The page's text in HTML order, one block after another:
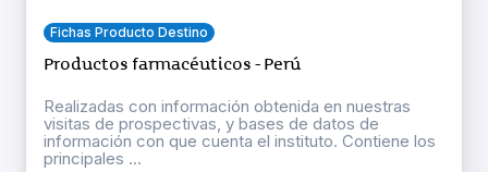
Fichas Producto Destino
Productos farmacéuticos - Perú
Realizadas con información obtenida en nuestras
visitas de prospectivas, y bases de datos de
información con que cuenta el instituto. Contiene los
principales ...